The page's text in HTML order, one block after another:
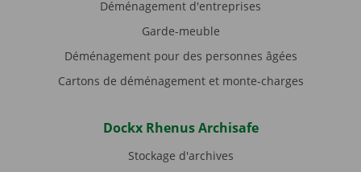
Déménagement d'entreprises
Garde-meuble
Déménagement pour des personnes âgées
Cartons de déménagement et monte-charges
Dockx Rhenus Archisafe
Stockage d'archives